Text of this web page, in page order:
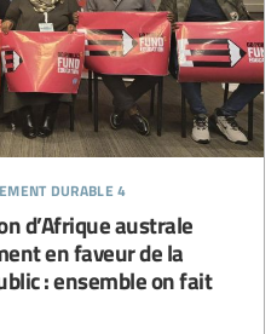
durable 4
d’Afrique australe
en faveur de la
: ensemble on fait